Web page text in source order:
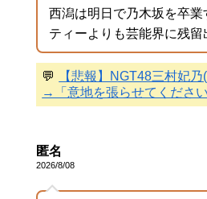
西潟は明日で乃木坂を卒業
ティーよりも芸能界に残
💬
【悲報】NGT48三村妃
→「意地を張らせてくださ
匿名
2026/8/08